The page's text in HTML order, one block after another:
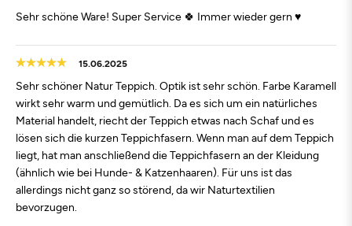
Sehr schöne Ware! Super Service 🍀 Immer wieder gern ♥️
15.06.2025
Sehr schöner Natur Teppich. Optik ist sehr schön. Farbe Karamell
wirkt sehr warm und gemütlich. Da es sich um ein natürliches
Material handelt, riecht der Teppich etwas nach Schaf und es
lösen sich die kurzen Teppichfasern. Wenn man auf dem Teppich
liegt, hat man anschließend die Teppichfasern an der Kleidung
(ähnlich wie bei Hunde- & Katzenhaaren). Für uns ist das
allerdings nicht ganz so störend, da wir Naturtextilien
bevorzugen.